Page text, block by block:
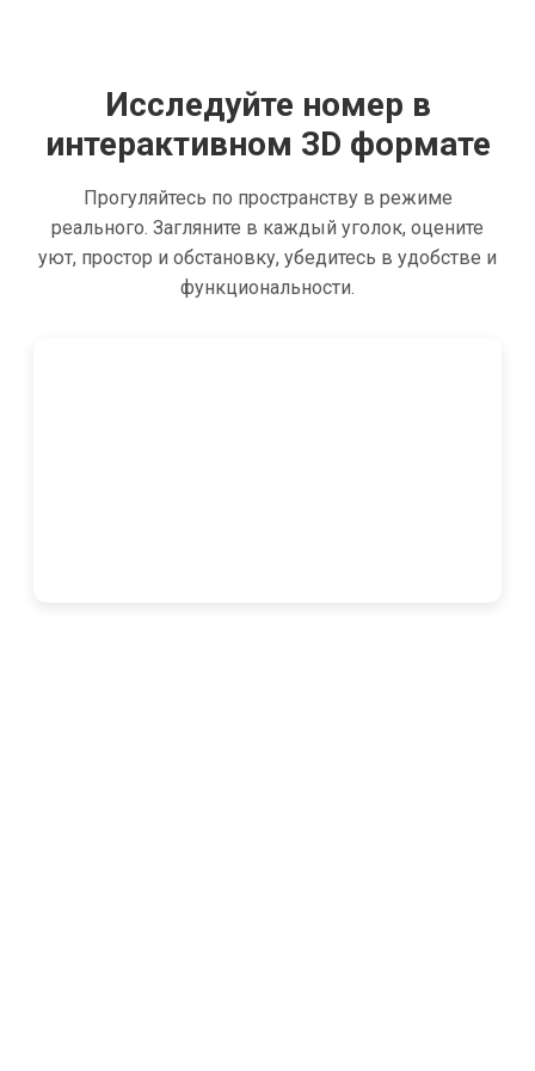
Исследуйте номер в
интерактивном 3D формате
Прогуляйтесь по пространству в режиме
реального. Загляните в каждый уголок, оцените
уют, простор и обстановку, убедитесь в удобстве и
функциональности.